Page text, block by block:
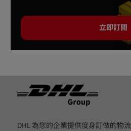
立即訂閱
DHL 為您的企業提供度身訂做的物